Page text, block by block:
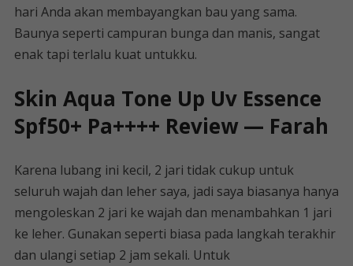
hari Anda akan membayangkan bau yang sama.
Baunya seperti campuran bunga dan manis, sangat
enak tapi terlalu kuat untukku.
Skin Aqua Tone Up Uv Essence
Spf50+ Pa++++ Review — Farah
Karena lubang ini kecil, 2 jari tidak cukup untuk
seluruh wajah dan leher saya, jadi saya biasanya hanya
mengoleskan 2 jari ke wajah dan menambahkan 1 jari
ke leher. Gunakan seperti biasa pada langkah terakhir
dan ulangi setiap 2 jam sekali. Untuk